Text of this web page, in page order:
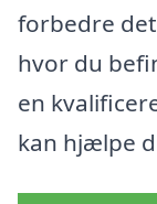
forbedre
hvor du
en
kan hjælpe